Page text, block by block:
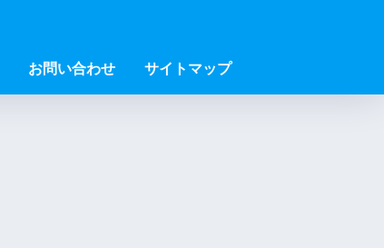
お問い合わせ サイトマップ